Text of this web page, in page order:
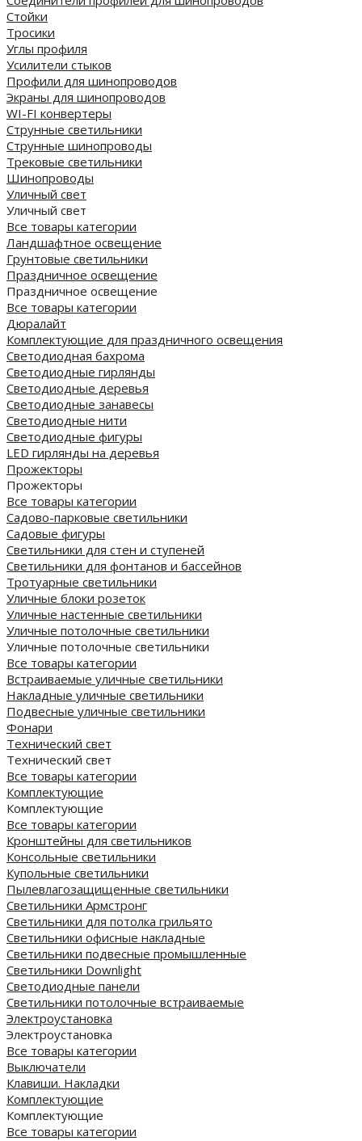
Стойки
Тросики
Углы профиля
Усилители стыков
Профили для шинопроводов
Экраны для шинопроводов
WI-FI конвертеры
Струнные светильники
Струнные шинопроводы
Трековые светильники
Шинопроводы
Уличный свет
Уличный свет
Все товары категории
Ландшафтное освещение
Грунтовые светильники
Праздничное освещение
Праздничное освещение
Все товары категории
Дюралайт
Комплектующие для праздничного освещения
Светодиодная бахрома
Светодиодные гирлянды
Светодиодные деревья
Светодиодные занавесы
Светодиодные нити
Светодиодные фигуры
LED гирлянды на деревья
Прожекторы
Прожекторы
Все товары категории
Садово-парковые светильники
Садовые фигуры
Светильники для стен и ступеней
Светильники для фонтанов и бассейнов
Тротуарные светильники
Уличные блоки розеток
Уличные настенные светильники
Уличные потолочные светильники
Уличные потолочные светильники
Все товары категории
Встраиваемые уличные светильники
Накладные уличные светильники
Подвесные уличные светильники
Фонари
Технический свет
Технический свет
Все товары категории
Комплектующие
Комплектующие
Все товары категории
Кронштейны для светильников
Консольные светильники
Купольные светильники
Пылевлагозащищенные светильники
Светильники Армстронг
Светильники для потолка грильято
Светильники офисные накладные
Светильники подвесные промышленные
Светильники Downlight
Светодиодные панели
Cветильники потолочные встраиваемые
Электроустановка
Электроустановка
Все товары категории
Выключатели
Клавиши. Накладки
Комплектующие
Комплектующие
Все товары категории